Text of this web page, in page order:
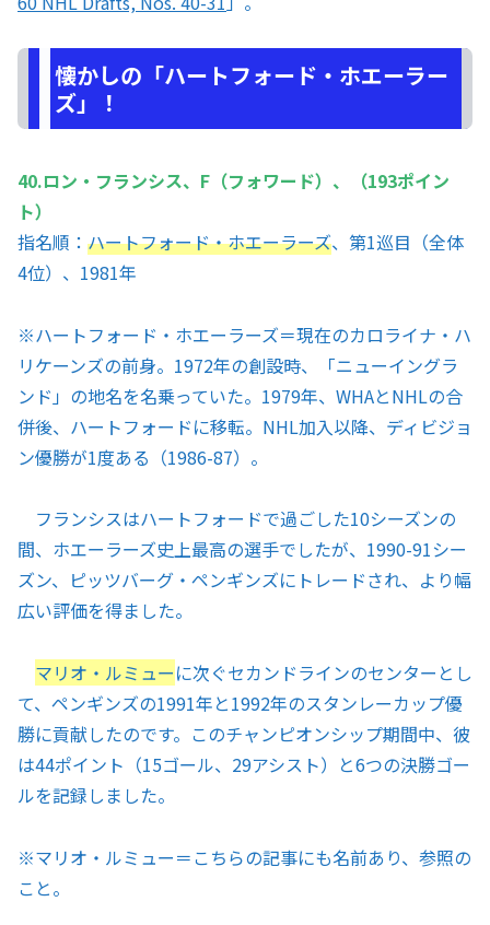
懐かしの「ハートフォード・ホエーラー
ズ」！
40.ロン・フランシス、F（フォワード）、（193ポイン
ト）
指名順： ハートフォード・ホエーラーズ、第1巡目（全体
4位）、1981年
※ハートフォード・ホエーラーズ＝現在のカロライナ・ハ
リケーンズの前身。1972年の創設時、「ニューイングラ
ンド」の地名を名乗っていた。1979年、WHAとNHLの合
併後、ハートフォードに移転。NHL加入以降、ディビジョ
ン優勝が1度ある（1986-87）。
フランシスはハートフォードで過ごした10シーズンの
間、ホエーラーズ史上最高の選手でしたが、1990-91シー
ズン、ピッツバーグ・ペンギンズにトレードされ、より幅
広い評価を得ました。
マリオ・ルミューに次ぐセカンドラインのセンターとし
て、ペンギンズの1991年と1992年のスタンレーカップ優
勝に貢献したのです。このチャンピオンシップ期間中、彼
は44ポイント（15ゴール、29アシスト）と6つの決勝ゴー
ルを記録しました。
※マリオ・ルミュー＝こちらの記事にも名前あり、参照の
こと。